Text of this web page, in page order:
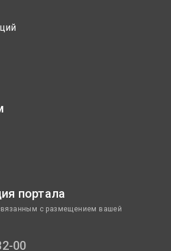
портала
с размещением вашей
00